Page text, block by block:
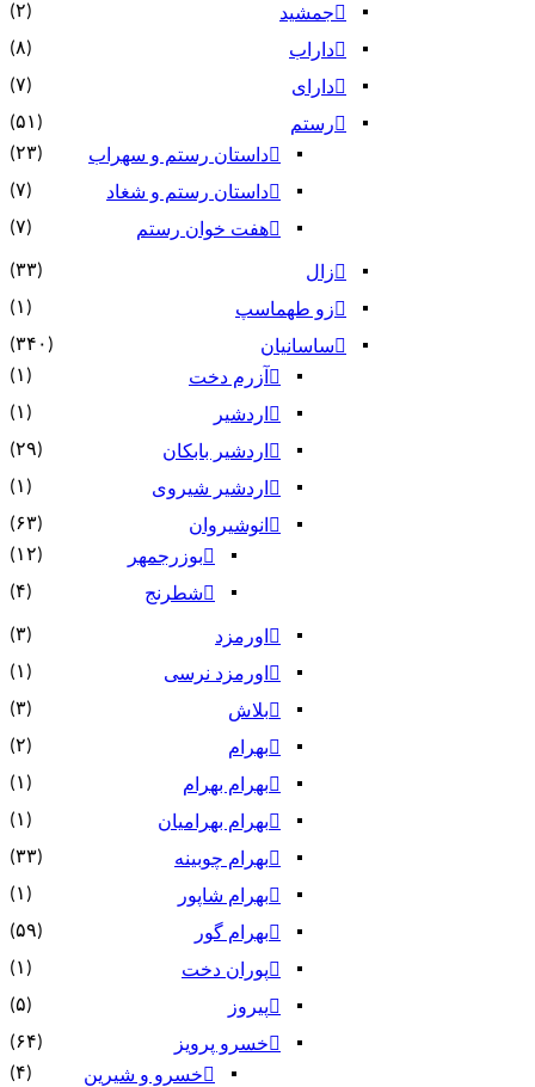
جمشید (۲)
داراب (۸)
دارای (۷)
رستم
(۵۱)
داستان رستم و سهراب
(۲۳)
داستان رستم و شغاد (۷)
هفت خوان رستم‏ (۷)
زال (۳۳)
زو طهماسپ‏ (۱)
ساسانیان
(۳۴۰)
آزرم دخت
(۱)
اردشیر (۱)
اردشیر بابکان (۲۹)
اردشیر شیروی (۱)
انوشیروان
(۶۳)
بوزرجمهر
(۱۲)
شطرنج (۴)
اورمزد (۳)
اورمزد نرسى‏ (۱)
بلاش (۳)
بهرام (۲)
بهرام بهرام (۱)
بهرام بهرامیان‏ (۱)
بهرام چوبینه (۳۳)
بهرام شاپور (۱)
بهرام گور (۵۹)
پوران دخت (۱)
پیروز (۵)
خسرو پرویز
(۶۴)
خسرو و شیرین
(۴)